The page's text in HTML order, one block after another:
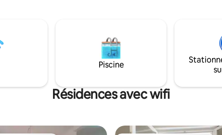
nous aurons le plaisir de vous
petit-déjeuner fait maison
produits locaux (12,5€/pers).
atypique, plaisir et évasion
Arrivée possible à partir de 16h
maxi à 11h. (options possibles arrivée
anticipée 14h, départ tardif
Piscine
Résidences avec wifi